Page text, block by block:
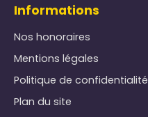
Informations
Nos honoraires
Mentions légales
Politique de confidentialité
Plan du site